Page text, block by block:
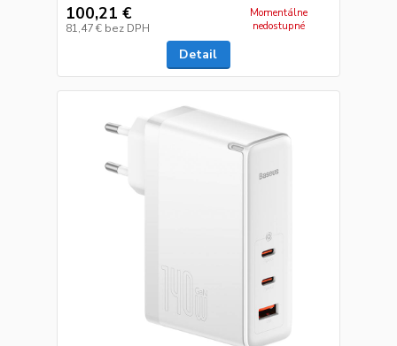
100,21 €
81,47 € bez DPH
Momentálne
nedostupné
Detail